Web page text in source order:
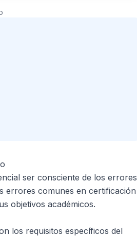
ser consciente de los errores
errores comunes en certificación
objetivos académicos.
los requisitos específicos del